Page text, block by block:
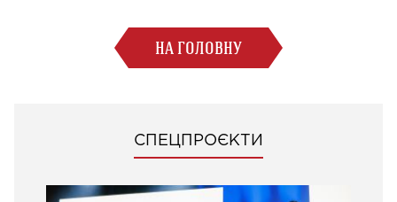
НА ГОЛОВНУ
СПЕЦПРОЄКТИ